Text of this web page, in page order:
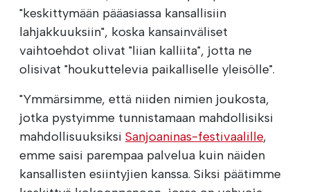
"keskittymään pääasiassa kansallisiin
lahjakkuuksiin", koska kansainväliset
vaihtoehdot olivat "liian kalliita", jotta ne
olisivat "houkuttelevia paikalliselle yleisölle".
"Ymmärsimme, että niiden nimien joukosta,
jotka pystyimme tunnistamaan mahdollisiksi
mahdollisuuksiksi Sanjoaninas-festivaalille,
emme saisi parempaa palvelua kuin näiden
kansallisten esiintyjien kanssa. Siksi päätimme